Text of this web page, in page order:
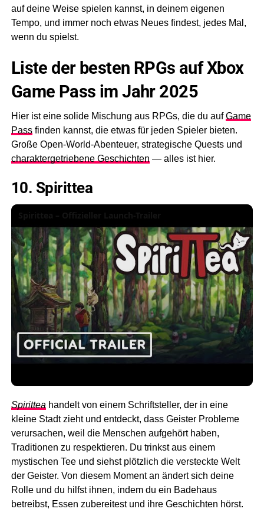
auf deine Weise spielen kannst, in deinem eigenen
Tempo, und immer noch etwas Neues findest, jedes Mal,
wenn du spielst.
Liste der besten RPGs auf Xbox
Game Pass im Jahr 2025
Hier ist eine solide Mischung aus RPGs, die du aufGame
Passfinden kannst, die etwas für jeden Spieler bieten.
Große Open-World-Abenteuer, strategische Quests und
charaktergetriebene Geschichten — alles ist hier.
10. Spirittea
Spirittea handelt von einem Schriftsteller, der in eine
kleine Stadt zieht und entdeckt, dass Geister Probleme
verursachen, weil die Menschen aufgehört haben,
Traditionen zu respektieren. Du trinkst aus einem
mystischen Tee und siehst plötzlich die versteckte Welt
der Geister. Von diesem Moment an ändert sich deine
Rolle und du hilfst ihnen, indem du ein Badehaus
betreibst, Essen zubereitest und ihre Geschichten hörst.